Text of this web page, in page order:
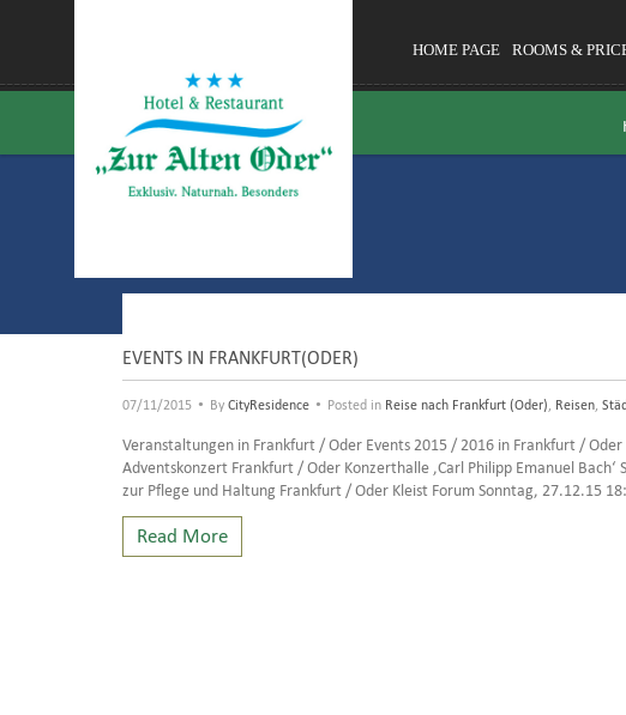
HOME PAGE ROOMS &
EVENTS IN FRANKFURT(ODER)
07/11/2015 • By CityResidence • Posted in Reise nach Frankfurt (Oder) Reisen
Veranstaltungen in Frankfurt / Oder Events 2015 / 2016 in Frankfurt /
Adventskonzert Frankfurt / Oder Konzerthalle ‚Carl Philipp Emanuel
zur Pflege und Haltung Frankfurt / Oder Kleist Forum Sonntag, 27.12.15
Read More